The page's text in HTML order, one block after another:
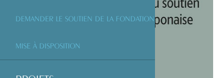
DEMANDER LE SOUTIEN DE LA FONDATION
MISE À DISPOSITION